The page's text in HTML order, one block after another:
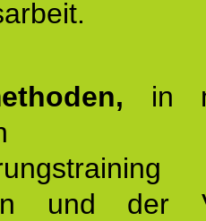
in
und der